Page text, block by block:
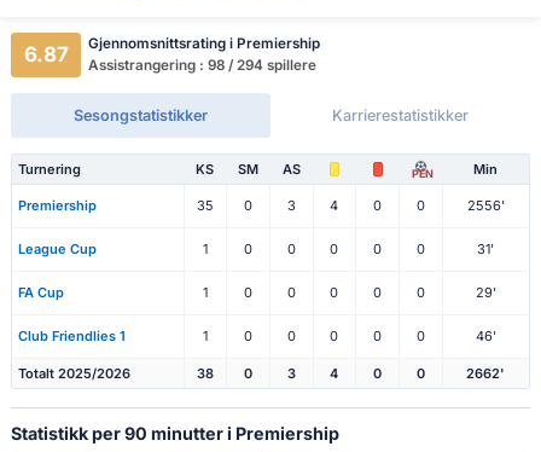
6.87
Gjennomsnittsrating i Premiership
Assistrangering : 98 / 294 spillere
Sesongstatistikker Karrierestatistikker
Turnering KS SM AS PEN Min
Premiership 35 0 3 4 0 0 2556'
League Cup 1 0 0 0 0 0 31'
FA Cup 1 0 0 0 0 0 29'
Club Friendlies 1 1 0 0 0 0 0 46'
Totalt 2025/2026 38 0 3 4 0 0 2662'
Statistikk per 90 minutter i Premiership